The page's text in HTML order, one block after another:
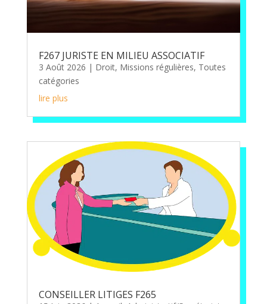
F267 JURISTE EN MILIEU ASSOCIATIF
3 Août 2026 | Droit, Missions régulières, Toutes
catégories
lire plus
CONSEILLER LITIGES F265